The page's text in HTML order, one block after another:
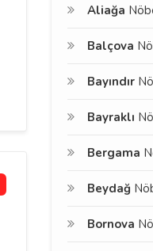
Aliağa
Balçova
Bayındır
Bayraklı
Bergama
Beydağ
Bornova